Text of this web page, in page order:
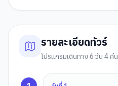
รายละเอียดทัวร์
โปรแกรมเดินทาง 6 วัน 4 คืน